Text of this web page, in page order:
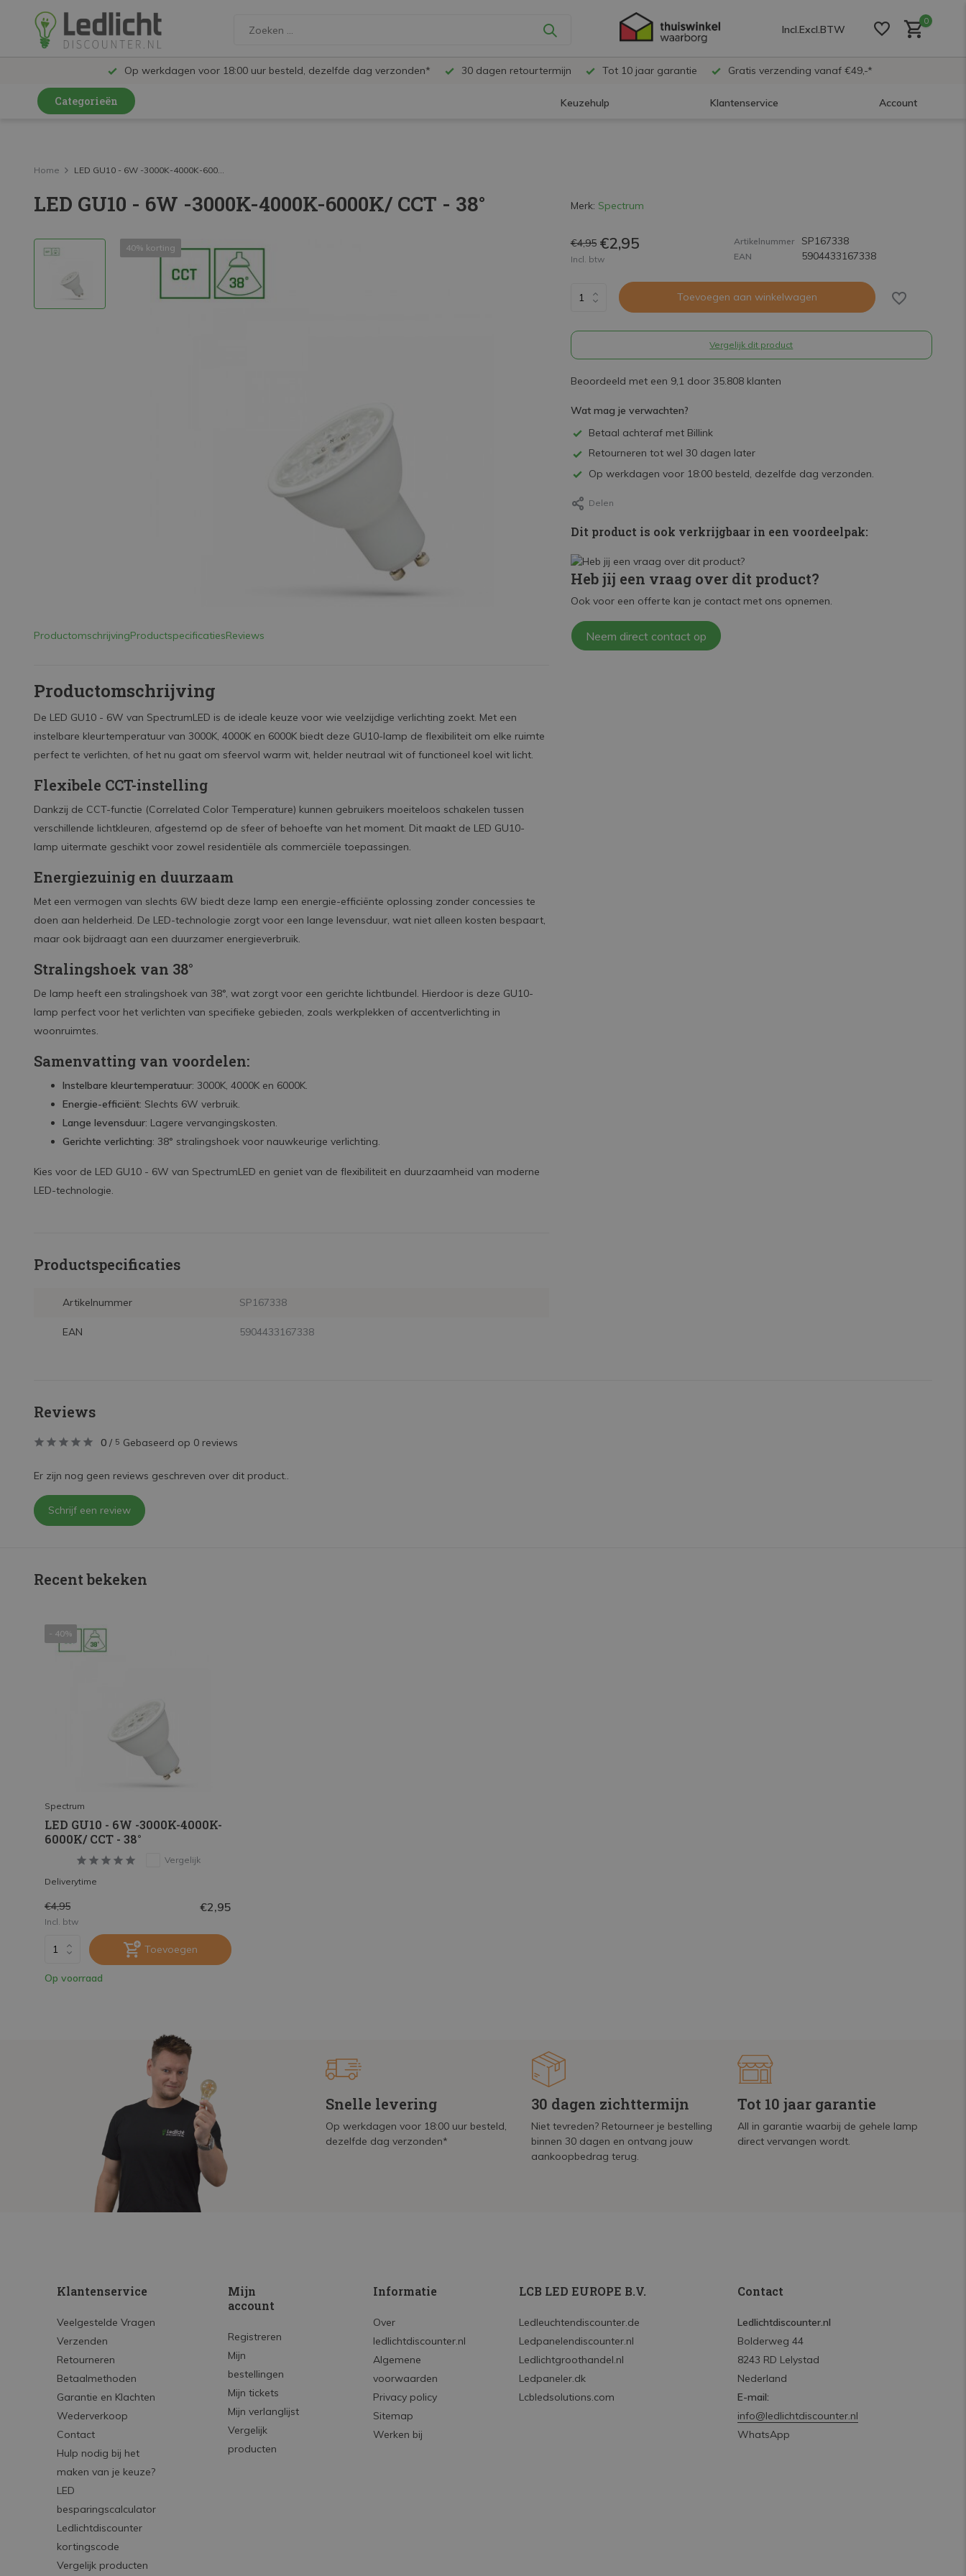
Incl.Excl.BTW
0
Op werkdagen voor 18:00 uur besteld, dezelfde dag verzonden* 30 dagen retourtermijn Tot 10 jaar garantie Gratis verzending vanaf €49,-*
Categorieën Keuzehulp Klantenservice Account
LED Railspots
LED Panelen
LED Plafondlampen en Wandlampen
LED Schijnwerpers
LED High Bay lampen
Home LED GU10 - 6W -3000K-4000K-600...
LED GU10 - 6W -3000K-4000K-6000K/ CCT - 38°
40% korting
ProductomschrijvingProductspecificatiesReviews
Productomschrijving
De LED GU10 - 6W van SpectrumLED is de ideale keuze voor wie veelzijdige verlichting zoekt. Met een
instelbare kleurtemperatuur van 3000K, 4000K en 6000K biedt deze GU10-lamp de flexibiliteit om elke ruimte
perfect te verlichten, of het nu gaat om sfeervol warm wit, helder neutraal wit of functioneel koel wit licht.
Flexibele CCT-instelling
Dankzij de CCT-functie (Correlated Color Temperature) kunnen gebruikers moeiteloos schakelen tussen
verschillende lichtkleuren, afgestemd op de sfeer of behoefte van het moment. Dit maakt de LED GU10-
lamp uitermate geschikt voor zowel residentiële als commerciële toepassingen.
Energiezuinig en duurzaam
Met een vermogen van slechts 6W biedt deze lamp een energie-efficiënte oplossing zonder concessies te
doen aan helderheid. De LED-technologie zorgt voor een lange levensduur, wat niet alleen kosten bespaart,
maar ook bijdraagt aan een duurzamer energieverbruik.
Stralingshoek van 38°
De lamp heeft een stralingshoek van 38°, wat zorgt voor een gerichte lichtbundel. Hierdoor is deze GU10-
lamp perfect voor het verlichten van specifieke gebieden, zoals werkplekken of accentverlichting in
woonruimtes.
Samenvatting van voordelen:
Instelbare kleurtemperatuur: 3000K, 4000K en 6000K.
Energie-efficiënt: Slechts 6W verbruik.
Lange levensduur: Lagere vervangingskosten.
Gerichte verlichting: 38° stralingshoek voor nauwkeurige verlichting.
Kies voor de LED GU10 - 6W van SpectrumLED en geniet van de flexibiliteit en duurzaamheid van moderne
LED-technologie.
Productspecificaties
Artikelnummer SP167338
EAN 5904433167338
Merk: Spectrum
€4,95 €2,95
Incl. btw
Artikelnummer SP167338
EAN 5904433167338
Toevoegen aan winkelwagen
Vergelijk dit product
Beoordeeld met een 9,1 door 35.808 klanten
Wat mag je verwachten?
Betaal achteraf met Billink
Retourneren tot wel 30 dagen later
Op werkdagen voor 18:00 besteld, dezelfde dag verzonden.
Delen
Dit product is ook verkrijgbaar in een voordeelpak:
Heb jij een vraag over dit product?
Ook voor een offerte kan je contact met ons opnemen.
Neem direct contact op
Reviews
0 / 5 Gebaseerd op 0 reviews
Er zijn nog geen reviews geschreven over dit product..
Schrijf een review
Recent bekeken
- 40%
Spectrum
LED GU10 - 6W -3000K-4000K-
6000K/ CCT - 38°
Vergelijk
Deliverytime
€4,95 €2,95
Incl. btw
Toevoegen
Op voorraad
Snelle levering
Op werkdagen voor 18:00 uur besteld,
dezelfde dag verzonden*
30 dagen zichttermijn
Niet tevreden? Retourneer je bestelling
binnen 30 dagen en ontvang jouw
aankoopbedrag terug.
Tot 10 jaar garantie
All in garantie waarbij de gehele lamp
direct vervangen wordt.
Klantenservice
Veelgestelde Vragen
Verzenden
Retourneren
Betaalmethoden
Garantie en Klachten
Wederverkoop
Contact
Hulp nodig bij het
maken van je keuze?
LED
besparingscalculator
Ledlichtdiscounter
kortingscode
Vergelijk producten
Mijn
account
Registreren
Mijn
bestellingen
Mijn tickets
Mijn verlanglijst
Vergelijk
producten
Informatie
Over
ledlichtdiscounter.nl
Algemene
voorwaarden
Privacy policy
Sitemap
Werken bij
LCB LED EUROPE B.V.
Ledleuchtendiscounter.de
Ledpanelendiscounter.nl
Ledlichtgroothandel.nl
Ledpaneler.dk
Lcbledsolutions.com
Contact
Ledlichtdiscounter.nl
Bolderweg 44
8243 RD Lelystad
Nederland
E-mail:
info@ledlichtdiscounter.nl
WhatsApp